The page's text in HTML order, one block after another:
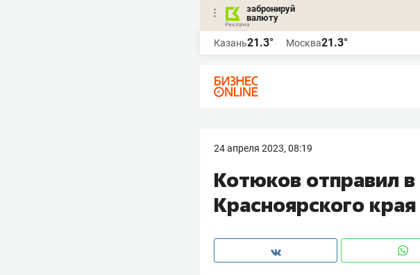
забронируй
валюту
Казань21.3° Москва21.3°
24 апреля 2023, 08:19
Котюков отправил в
Красноярского края